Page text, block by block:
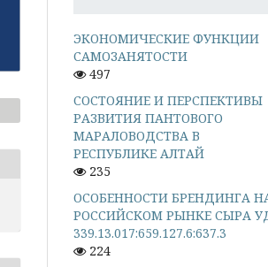
ЭКОНОМИЧЕСКИЕ ФУНКЦИИ
САМОЗАНЯТОСТИ
497
СОСТОЯНИЕ И ПЕРСПЕКТИВЫ
РАЗВИТИЯ ПАНТОВОГО
МАРАЛОВОДСТВА В
РЕСПУБЛИКЕ АЛТАЙ
235
ОСОБЕННОСТИ БРЕНДИНГА
РОССИЙСКОМ РЫНКЕ СЫРА
339.13.017:659.127.6:637.3
224